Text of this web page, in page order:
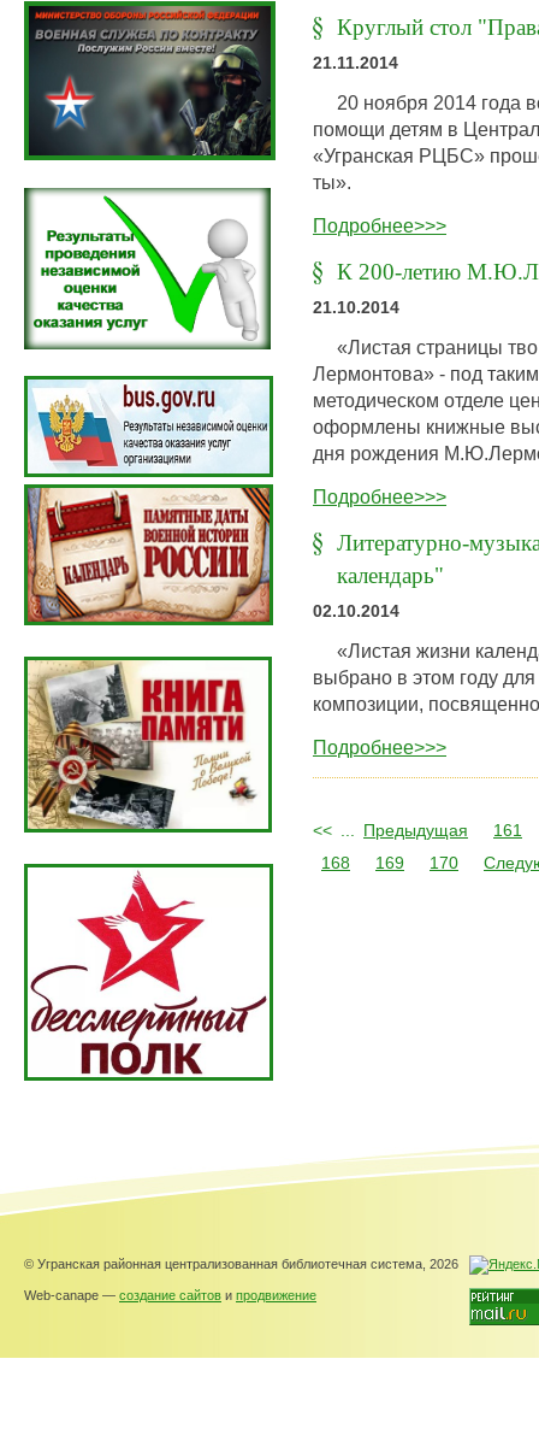
Круглый стол
21.11.2014
20 ноября 2014 года
помощи детям в
«Угранская РЦБС»
ты».
Подробнее>>>
К 200-летию
21.10.2014
«Листая страницы
Лермонтова» - под
методическом отделе
оформлены книжные
дня рождения
Подробнее>>>
Литературно-
календарь"
02.10.2014
«Листая жизни
выбрано в этом году
композиции,
Подробнее>>>
<< Предыдущая
161
168
169 170
© Угранская районная централизованная библиотечная система, 2026
Web-canape — создание сайтов и продвижение